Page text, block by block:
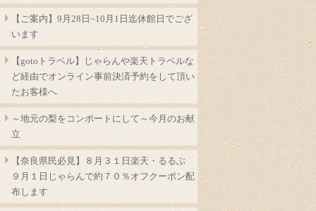
【ご案内】9月28日~10月1日迄休館日でござ
います
【gotoトラベル】じゃらんや楽天トラベルな
ど経由でオンライン事前決済予約をして頂い
たお客様へ
～地元の梨をコンポートにして～今月のお献
立
【奈良県民必見】８月３１日楽天・るるぶ
９月１日じゃらんで約７０％オフクーポン配
布します